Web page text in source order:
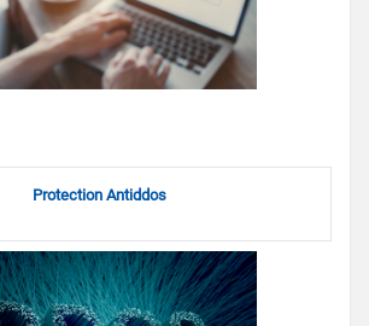
Protection Antiddos